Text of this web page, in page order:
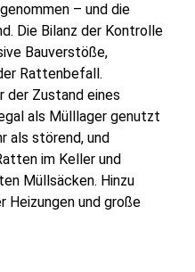
– und die
Die Bilanz der Kontrolle
Bauverstöße,
Rattenbefall.
der Zustand eines
als Mülllager genutzt
als störend, und
im Keller und
Müllsäcken. Hinzu
Heizungen und große